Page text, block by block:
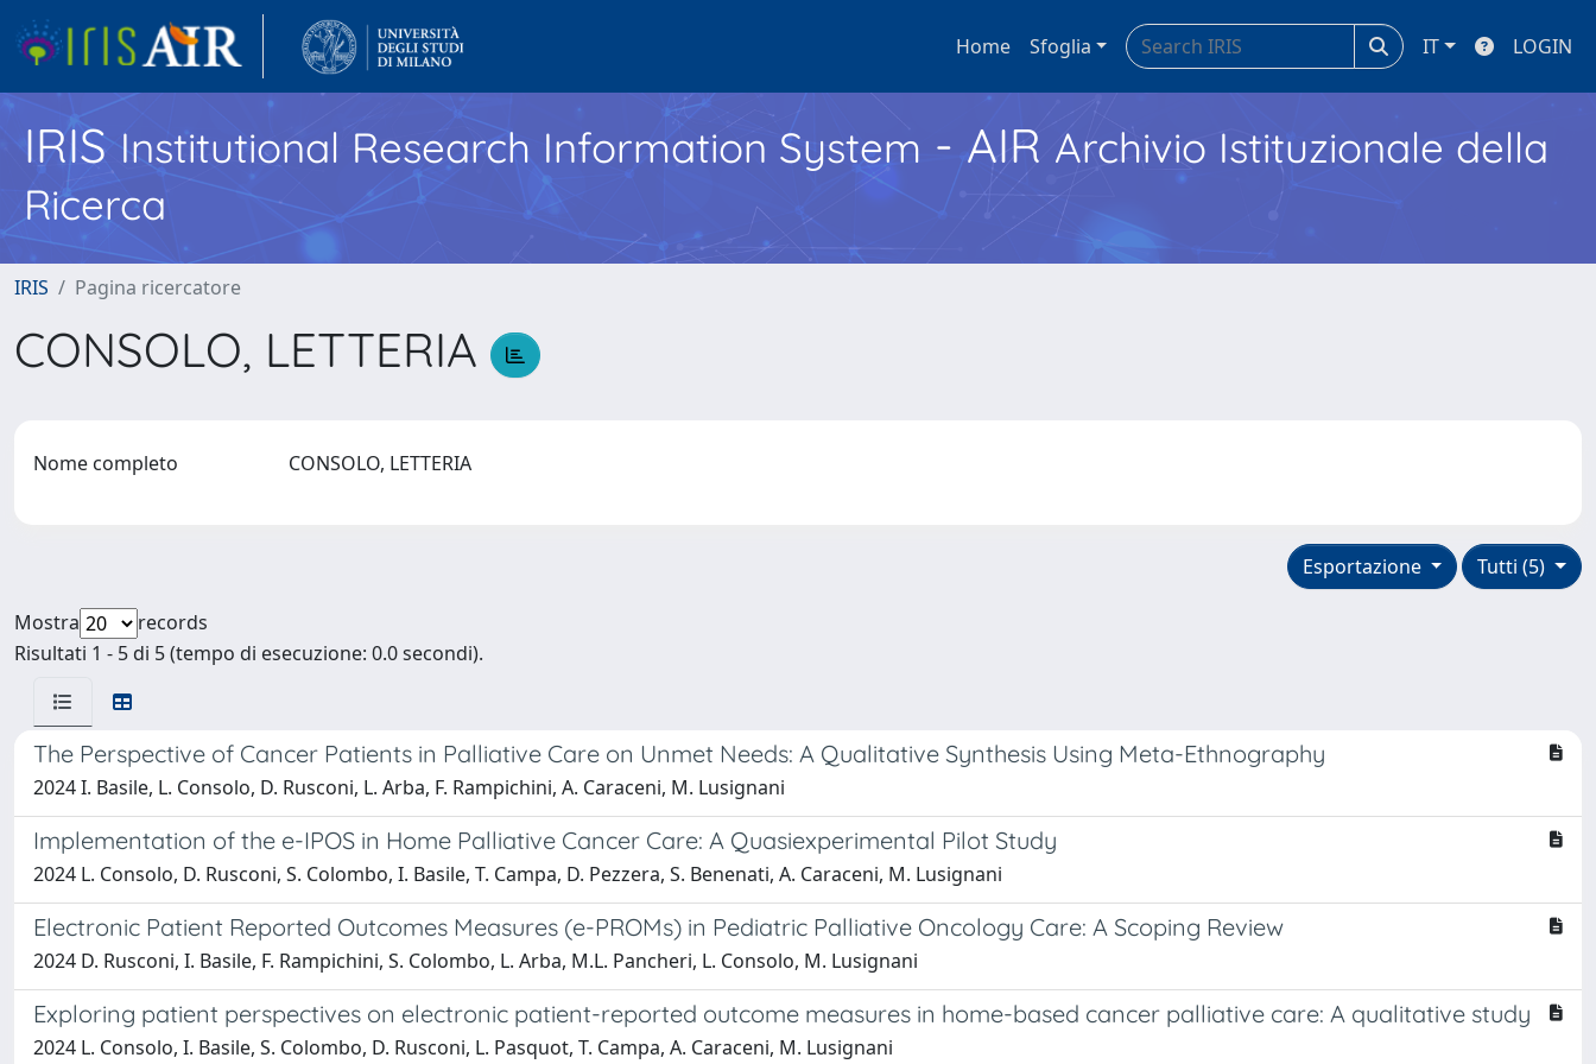
Home Sfoglia IT LOGIN
IRISInstitutional Research Information System - AIR Archivio Istituzionale della
Ricerca
IRIS Pagina ricercatore
CONSOLO, LETTERIA
Nome completo CONSOLO, LETTERIA
Tutti (5)
Esportazione
Mostra
records
Risultati 1 - 5 di 5 (tempo di esecuzione: 0.0 secondi).
The Perspective of Cancer Patients in Palliative Care on Unmet Needs: A Qualitative Synthesis Using Meta-Ethnography
2024 I. Basile, L. Consolo, D. Rusconi, L. Arba, F. Rampichini, A. Caraceni, M. Lusignani
Implementation of the e-IPOS in Home Palliative Cancer Care: A Quasiexperimental Pilot Study
2024 L. Consolo, D. Rusconi, S. Colombo, I. Basile, T. Campa, D. Pezzera, S. Benenati, A. Caraceni, M. Lusignani
Electronic Patient Reported Outcomes Measures (e-PROMs) in Pediatric Palliative Oncology Care: A Scoping Review
2024 D. Rusconi, I. Basile, F. Rampichini, S. Colombo, L. Arba, M.L. Pancheri, L. Consolo, M. Lusignani
Exploring patient perspectives on electronic patient-reported outcome measures in home-based cancer palliative care: A qualitative study
2024 L. Consolo, I. Basile, S. Colombo, D. Rusconi, L. Pasquot, T. Campa, A. Caraceni, M. Lusignani